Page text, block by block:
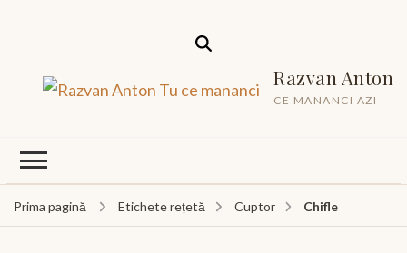
Razvan Anton
CE MANANCI AZI
Prima pagină Etichete rețetă Cuptor Chifle